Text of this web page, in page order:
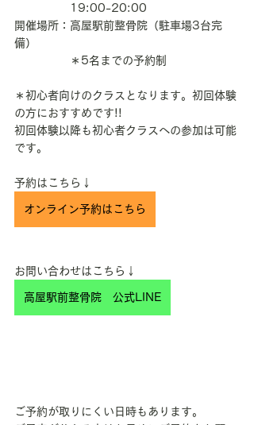
19:00-20:00
開催場所：高屋駅前整骨院（駐車場3台完
備）
＊5名までの予約制
＊初心者向けのクラスとなります。初回体験
の方におすすめです!!
初回体験以降も初心者クラスへの参加は可能
です。
予約はこちら↓
オンライン予約はこちら
お問い合わせはこちら↓
高屋駅前整骨院 公式LINE
ご予約が取りにくい日時もあります。